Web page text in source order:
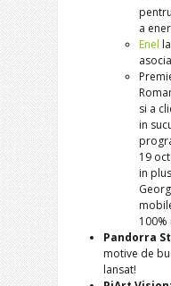
a
Enel
si a
in
19
in
100%
Pandorra
motive de
lansat!